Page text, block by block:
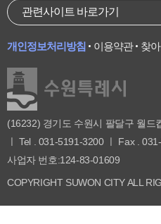
개인정보처리방침 이용약관 찾
(16232) 경기도 수원시 팔달구 월드
ㅣ Tel . 031-5191-3200 ㅣ Fax .
사업자 번호:124-83-01609
COPYRIGHT SUWON CITY ALL
관련사이트 바로가기